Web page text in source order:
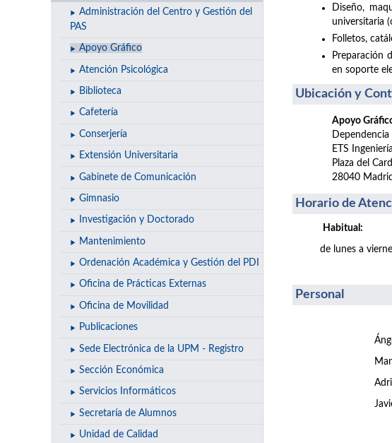
Administración del Centro y Gestión del
PAS
Apoyo Gráfico
Atención Psicológica
Biblioteca
Cafetería
Conserjería
Extensión Universitaria
Gabinete de Comunicación
Gimnasio
Investigación y Doctorado
Mantenimiento
Ordenación Académica y Gestión del PDI
Oficina de Prácticas Externas
Oficina de Movilidad
Publicaciones
Sede Electrónica de la UPM - Registro
Sección Económica
Servicios Informáticos
Secretaría de Alumnos
Unidad de Calidad
Diseño,
universitaria
Folletos,
Preparación
en soporte
Ubicación y
Apoyo
ETS
Plaza del
28040 Madrid
Horario de
Habitual:
de lunes a
Personal
Ángel
Javier